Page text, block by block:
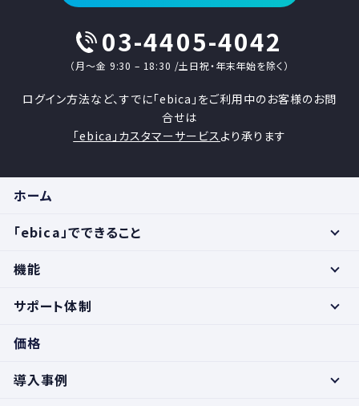
03-4405-4042
（月〜金 9:30 – 18:30 /土日祝・年末年始を除く）
ログイン方法など、すでに「ebica」をご利用中のお客様のお問
合せは
「ebica」カスタマーサービスより承ります
ホーム
「ebica」でできること
機能
サポート体制
価格
導入事例